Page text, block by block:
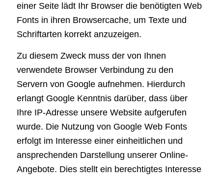
einer Seite lädt Ihr Browser die benötigten Web
Fonts in ihren Browsercache, um Texte und
Schriftarten korrekt anzuzeigen.
Zu diesem Zweck muss der von Ihnen
verwendete Browser Verbindung zu den
Servern von Google aufnehmen. Hierdurch
erlangt Google Kenntnis darüber, dass über
Ihre IP-Adresse unsere Website aufgerufen
wurde. Die Nutzung von Google Web Fonts
erfolgt im Interesse einer einheitlichen und
ansprechenden Darstellung unserer Online-
Angebote. Dies stellt ein berechtigtes Interesse